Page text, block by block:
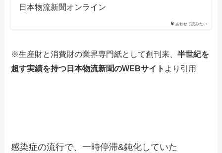
あわせて読みたい
日本物流新聞オンライン
※生産財と消費財の業界専門紙として創刊来、半世紀を
超す実績を持つ日本物流新聞のWEBサイト より引用
感染症の流行で、一時停滞&鈍化していた